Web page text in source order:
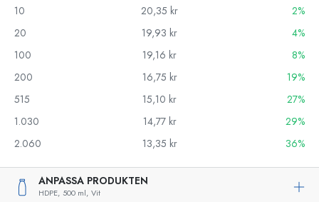
10
20,35 kr
2%
20
19,93 kr
4%
100
19,16 kr
8%
200
16,75 kr
19%
515
15,10 kr
27%
1.030
14,77 kr
29%
2.060
13,35 kr 36%
ANPASSA PRODUKTEN
HDPE, 500 ml, Vit